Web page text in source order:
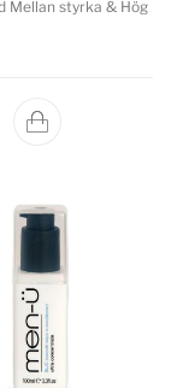
Mellan styrka & Hög